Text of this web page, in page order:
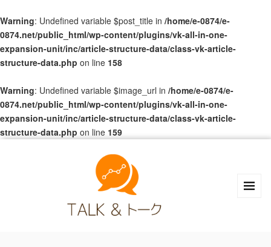
Warning: Undefined variable $post_title in /home/e-0874/e-
0874.net/public_html/wp-content/plugins/vk-all-in-one-
expansion-unit/inc/article-structure-data/class-vk-article-
structure-data.php on line 158
Warning: Undefined variable $image_url in /home/e-0874/e-
0874.net/public_html/wp-content/plugins/vk-all-in-one-
expansion-unit/inc/article-structure-data/class-vk-article-
structure-data.php on line 159